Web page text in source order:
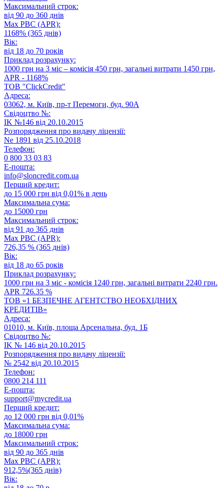
Максимальний строк:
від 90 до 360 днів
Max РВС (APR):
1168% (365 днів)
Вік:
від 18 до 70 років
Приклад розрахунку:
1000 грн на 3 міс – комісія 450 грн, загальні витрати 1450 грн,
APR - 1168%
ТОВ "ClickCredit"
Адреса:
03062, м. Київ, пр-т Перемоги, буд. 90A
Свідоцтво №:
IK №146 від 20.10.2015
Розпорядження про видачу ліцензії:
Ne 1891 від 25.10.2018
Телефон:
0 800 33 03 83
E-пошта:
info@sloncredit.com.ua
Перший кредит:
до 15 000 грн від 0,01% в день
Максимальна сума:
до 15000 грн
Максимальний строк:
від 91 до 365 днів
Max РВС (APR):
726,35 % (365 днів)
Вік:
від 18 до 65 років
Приклад розрахунку:
1000 гри на 3 міс - комісія 1240 грн, загальні витрати 2240 грн.
APR 726.35 %
ТОВ «1 БЕЗПЕЧНЕ АГЕНТСТВО НЕОБХІДНИХ
КРЕДИТІВ»
Адреса:
01010, м. Київ, площа Арсенальна, буд. 1Б
Свідоцтво №:
IK № 146 від 20.10.2015
Розпорядження про видачу ліцензії:
№ 2542 від 20.10.2015
Телефон:
0800 214 111
E-пошта:
support@mycredit.ua
Перший кредит:
до 12 000 грн від 0,01%
Максимальна сума:
до 18000 грн
Максимальний строк:
від 90 до 365 днів
Max РВС (APR):
912,5%(365 днів)
Вік: